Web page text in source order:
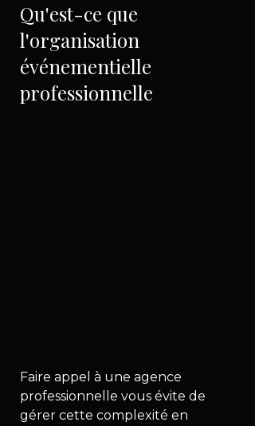
Qu'est-ce que
l'organisation
événementielle
professionnelle
Faire appel à une agence
professionnelle vous évite de
gérer cette complexité en